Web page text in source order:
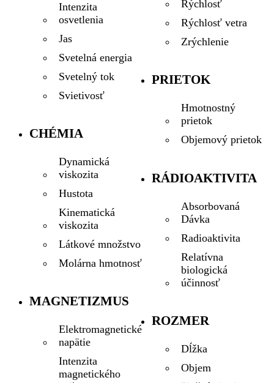
Intenzita
osvetlenia
Jas
Svetelná energia
Svetelný tok
Svietivosť
CHÉMIA
Dynamická
viskozita
Hustota
Kinematická
viskozita
Látkové množstvo
Molárna hmotnosť
MAGNETIZMUS
Elektromagnetické
napätie
Intenzita
magnetického
Rýchlosť
Rýchlosť vetra
Zrýchlenie
PRIETOK
Hmotnostný
prietok
Objemový prietok
RÁDIOAKTIVITA
Absorbovaná
Dávka
Radioaktivita
Relatívna
biologická
účinnosť
ROZMER
Dĺžka
Objem